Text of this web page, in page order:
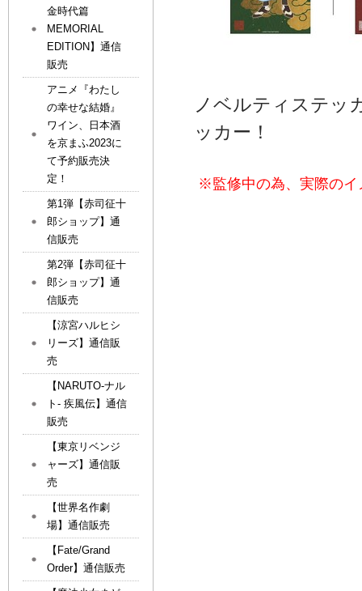
ノベルティステッ
ッカー！
※監修中の為、実際の
金時代篇
MEMORIAL
EDITION】通信
販売
アニメ『わたし
の幸せな結婚』
ワイン、日本酒
を京まふ2023に
て予約販売決
定！
第1弾【赤司征十
郎ショップ】通
信販売
第2弾【赤司征十
郎ショップ】通
信販売
【涼宮ハルヒシ
リーズ】通信販
売
【NARUTO-ナル
ト- 疾風伝】通信
販売
【東京リベンジ
ャーズ】通信販
売
【世界名作劇
場】通信販売
【Fate/Grand
Order】通信販売